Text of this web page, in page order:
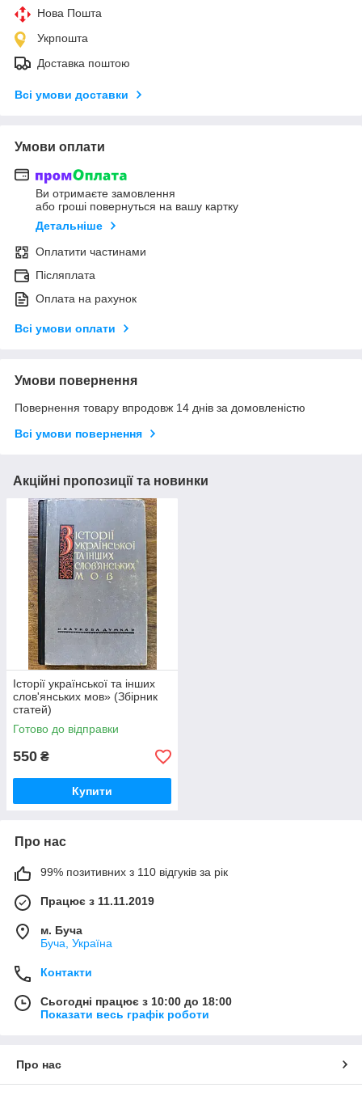
Нова Пошта
Укрпошта
Доставка поштою
Всі умови доставки
Умови оплати
Ви отримаєте замовлення
або гроші повернуться на вашу картку
Детальніше
Оплатити частинами
Післяплата
Оплата на рахунок
Всі умови оплати
Умови повернення
Повернення товару впродовж 14 днів за домовленістю
Всі умови повернення
Акційні пропозиції та новинки
Історії української та інших
слов'янських мов» (Збірник
статей)
Готово до відправки
550 ₴
Купити
Про нас
99% позитивних з 110 відгуків за рік
Працює з 11.11.2019
м. Буча
Буча, Україна
Контакти
Сьогодні працює з 10:00 до 18:00
Показати весь графік роботи
Про нас